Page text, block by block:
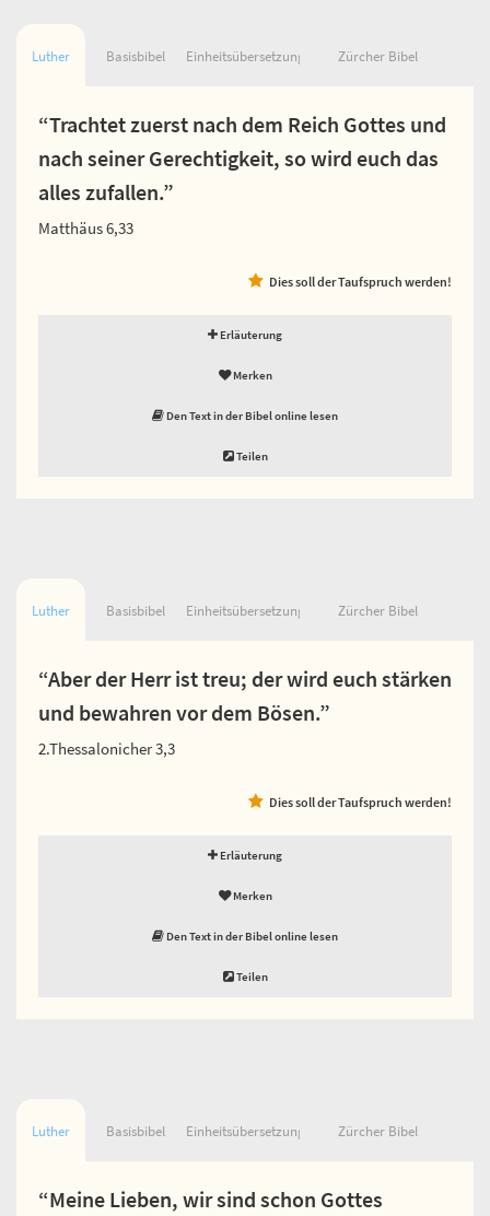
Luther Basisbibel Einheitsübersetzung Zürcher Bibel
“Trachtet zuerst nach dem Reich Gottes und
nach seiner Gerechtigkeit, so wird euch das
alles zufallen.”
Matthäus 6,33
Dies soll der Taufspruch werden!
Erläuterung
Merken
Den Text in der Bibel online lesen
Teilen
Luther Basisbibel Einheitsübersetzung Zürcher Bibel
“Aber der Herr ist treu; der wird euch stärken
und bewahren vor dem Bösen.”
2.Thessalonicher 3,3
Dies soll der Taufspruch werden!
Erläuterung
Merken
Den Text in der Bibel online lesen
Teilen
Luther Basisbibel Einheitsübersetzung Zürcher Bibel
“Meine Lieben, wir sind schon Gottes